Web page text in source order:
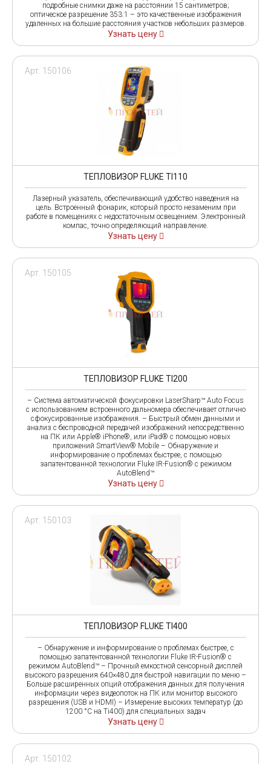
подробные снимки даже на расстоянии 15 сантиметров;
оптическое разрешение 353:1 – это качественные изображения
удаленных на большие расстояния участков небольших размеров.
Узнать цену
Арт. 150106
ТЕПЛОВИЗОР FLUKE TI110
Лазерный указатель, обеспечивающий удобство наведения на
цель. Встроенный фонарик, который просто незаменим при
работе в помещениях с недостаточным освещением. Электронный
компас, точно определяющий направление.
Узнать цену
Арт. 150105
ТЕПЛОВИЗОР FLUKE TI200
– Система автоматической фокусировки LaserSharp™ Auto Focus
с использованием встроенного дальномера обеспечивает отлично
сфокусированные изображения. – Быстрый обмен данными и
анализ с беспроводной передачей изображений непосредственно
на ПК или Apple® iPhone®, или iPad® с помощью новых
приложений SmartView® Mobile – Обнаружение и
информирование о проблемах быстрее, с помощью
запатентованной технологии Fluke IR-Fusion® с режимом
AutoBlend™
Узнать цену
Арт. 150103
ТЕПЛОВИЗОР FLUKE TI400
– Обнаружение и информирование о проблемах быстрее, с
помощью запатентованной технологии Fluke IR-Fusion® с
режимом AutoBlend™ – Прочный емкостной сенсорный дисплей
высокого разрешения 640×480 для быстрой навигации по меню –
Больше расширенных опций отображения данных для получения
информации через видеопоток на ПК или монитор высокого
разрешения (USB и HDMI) – Измерение высоких температур (до
1200 °C на Ti400) для специальных задач
Узнать цену
Арт. 150102